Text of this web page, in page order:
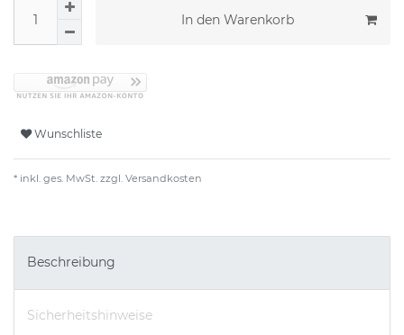
In den Warenkorb
Wunschliste
* inkl. ges. MwSt. zzgl. Versandkosten
Beschreibung
Sicherheitshinweise